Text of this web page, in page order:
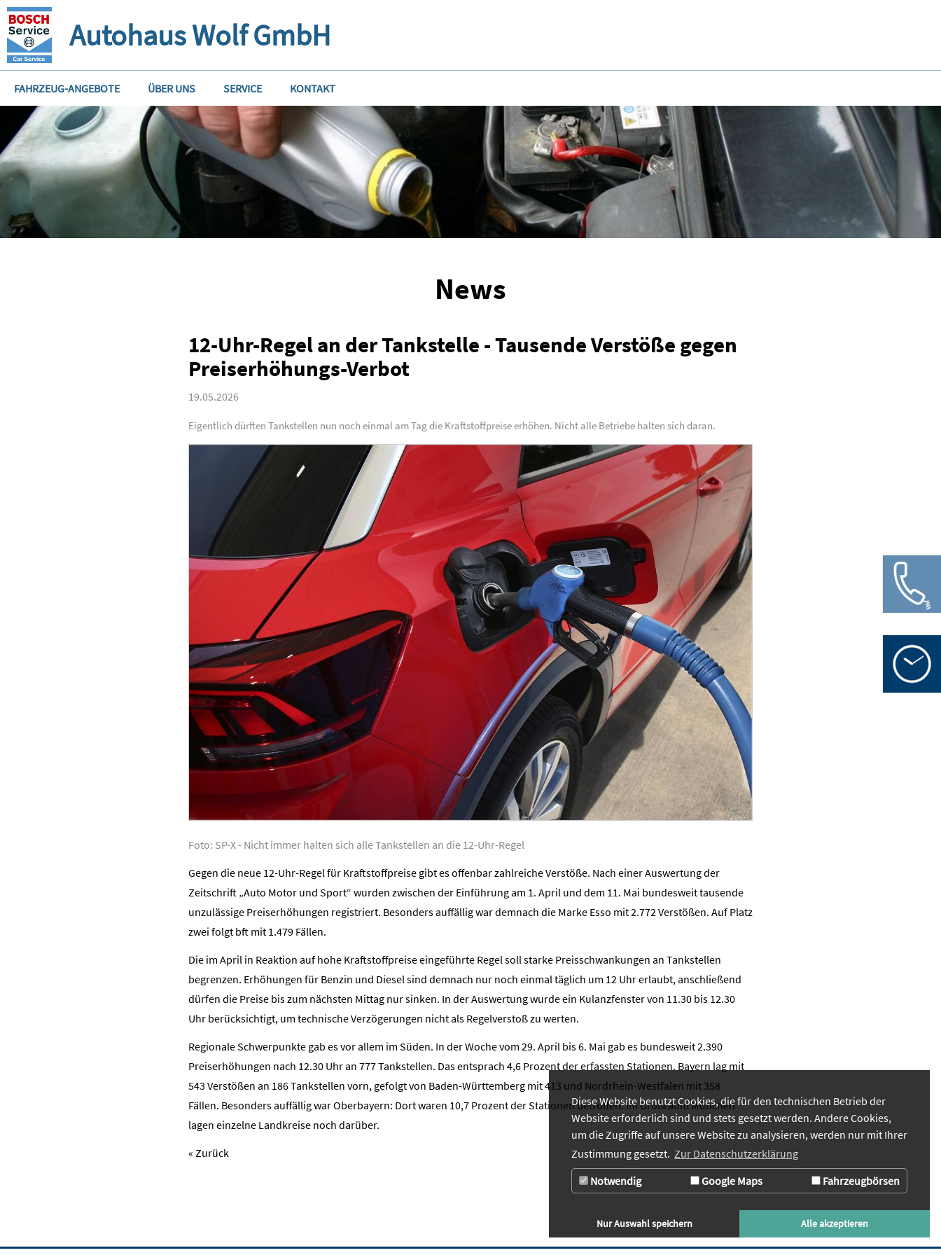
Diese Website benutzt Cookies, die für den technischen Betrieb der
Website erforderlich sind und stets gesetzt werden. Andere Cookies,
um die Zugriffe auf unsere Website zu analysieren, werden nur mit Ihrer
Zustimmung gesetzt. Zur Datenschutzerklärung
Notwendig
Google Maps Fahrzeugbörsen
Nur Auswahl speichern Alle akzeptieren
Autohaus Wolf GmbH
FAHRZEUG-ANGEBOTE ÜBER UNS SERVICE KONTAKT
Mo-Fr
News
12-Uhr-Regel an der Tankstelle - Tausende Verstöße gegen
Preiserhöhungs-Verbot
19.05.2026
Eigentlich dürften Tankstellen nun noch einmal am Tag die Kraftstoffpreise erhöhen. Nicht alle Betriebe halten sich daran.
Foto: SP-X - Nicht immer halten sich alle Tankstellen an die 12-Uhr-Regel
Gegen die neue 12-Uhr-Regel für Kraftstoffpreise gibt es offenbar zahlreiche Verstöße. Nach einer Auswertung der
Zeitschrift „Auto Motor und Sport“ wurden zwischen der Einführung am 1. April und dem 11. Mai bundesweit tausende
unzulässige Preiserhöhungen registriert. Besonders auffällig war demnach die Marke Esso mit 2.772 Verstößen. Auf Platz
zwei folgt bft mit 1.479 Fällen.
Die im April in Reaktion auf hohe Kraftstoffpreise eingeführte Regel soll starke Preisschwankungen an Tankstellen
begrenzen. Erhöhungen für Benzin und Diesel sind demnach nur noch einmal täglich um 12 Uhr erlaubt, anschließend
dürfen die Preise bis zum nächsten Mittag nur sinken. In der Auswertung wurde ein Kulanzfenster von 11.30 bis 12.30
Uhr berücksichtigt, um technische Verzögerungen nicht als Regelverstoß zu werten.
Regionale Schwerpunkte gab es vor allem im Süden. In der Woche vom 29. April bis 6. Mai gab es bundesweit 2.390
Preiserhöhungen nach 12.30 Uhr an 777 Tankstellen. Das entsprach 4,6 Prozent der erfassten Stationen. Bayern lag mit
543 Verstößen an 186 Tankstellen vorn, gefolgt von Baden-Württemberg mit 413 und Nordrhein-Westfalen mit 358
Fällen. Besonders auffällig war Oberbayern: Dort waren 10,7 Prozent der Stationen betroffen. Im Großraum München
lagen einzelne Landkreise noch darüber.
« Zurück